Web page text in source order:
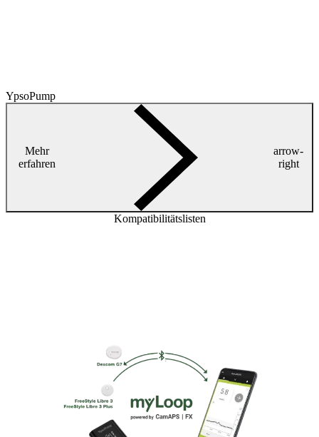
YpsoPump
Mehr
erfahren
arrow-
right
Kompatibilitätslisten